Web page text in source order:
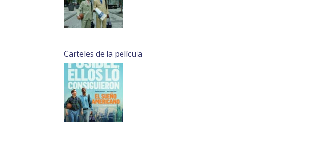
Carteles de la película